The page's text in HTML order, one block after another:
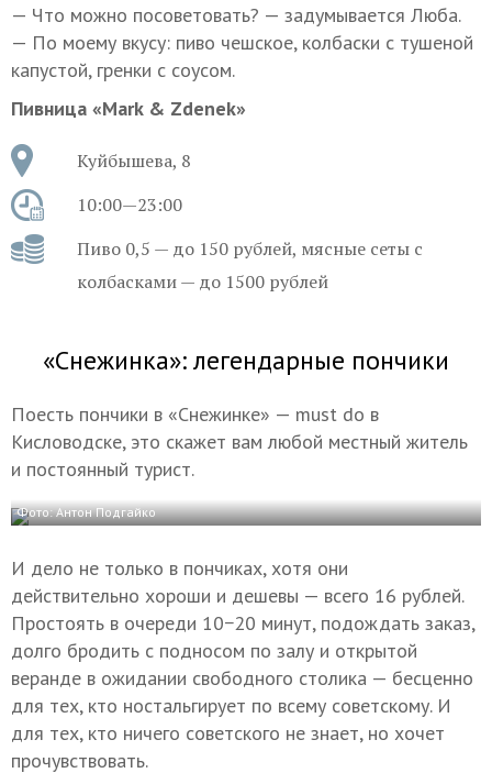
— Что можно посоветовать? — задумывается Люба.
— По моему вкусу: пиво чешское, колбаски с тушеной
капустой, гренки с соусом.
Пивница «Mark & Zdenek»
Куйбышева, 8
10:00—23:00
Пиво 0,5 — до 150 рублей, мясные сеты с
колбасками — до 1500 рублей
«Снежинка»: легендарные пончики
Поесть пончики в «Снежинке» — must do в
Кисловодске, это скажет вам любой местный житель
и постоянный турист.
Фото: Антон Подгайко
И дело не только в пончиках, хотя они
действительно хороши и дешевы — всего 16 рублей.
Простоять в очереди 10−20 минут, подождать заказ,
долго бродить с подносом по залу и открытой
веранде в ожидании свободного столика — бесценно
для тех, кто ностальгирует по всему советскому. И
для тех, кто ничего советского не знает, но хочет
прочувствовать.